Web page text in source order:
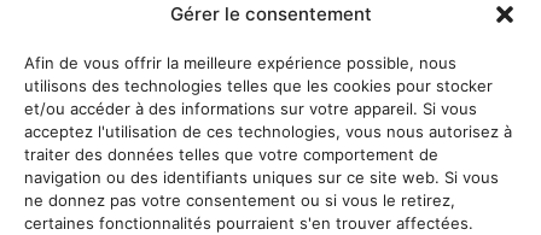
Gérer le consentement
Afin de vous offrir la meilleure expérience possible, nous
utilisons des technologies telles que les cookies pour stocker
et/ou accéder à des informations sur votre appareil. Si vous
acceptez l'utilisation de ces technologies, vous nous autorisez à
traiter des données telles que votre comportement de
navigation ou des identifiants uniques sur ce site web. Si vous
ne donnez pas votre consentement ou si vous le retirez,
certaines fonctionnalités pourraient s'en trouver affectées.
Pouvons-nous vous aider ?